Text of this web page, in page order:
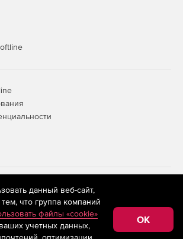
ресурсе store.softline.ru применяются
технологии
(информационные технологии
на основе сбора,
сведений, относящихся к
сети «Интернет»,
Российской Федерации)
данный веб-сайт,
что группа компаний
файлы «cookie»
учетных данных,
OK